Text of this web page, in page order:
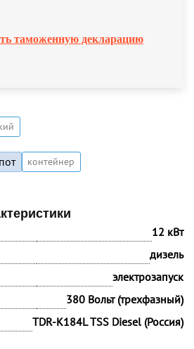
таможенную декларацию
контейнер
12 кВт
дизель
электрозапуск
380 Вольт (трехфазный)
TDR-K184L TSS Diesel (Россия)